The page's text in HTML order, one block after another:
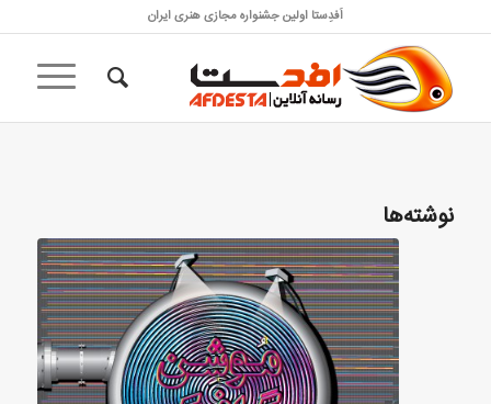
اَفدِستا اولین جشنواره مجازی هنری ایران
نوشته‌ها